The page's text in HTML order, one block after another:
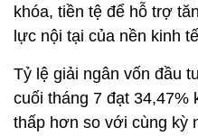
khóa, tiền tệ để hỗ trợ
lực nội tại của nền kinh
Tỷ lệ giải ngân vốn đầu
cuối tháng 7 đạt 34,47%
thấp hơn so với cùng kỳ